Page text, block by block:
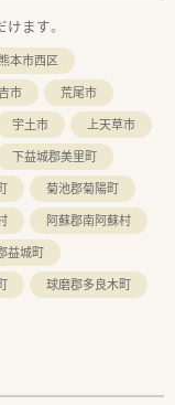
持ち、周囲のスタッ
を積極的に求めてい
グループで、東邦ホ
経営基盤を誇りま
部が備蓄配送センタ
を強力に支援していま
業務の枠を超えて多
域へ挑戦し続けていま
ます。
本市西区
市
荒尾市
宇土市
上天草市
下益城郡美里町
菊池郡菊陽町
阿蘇郡南阿蘇村
益城町
球磨郡多良木町